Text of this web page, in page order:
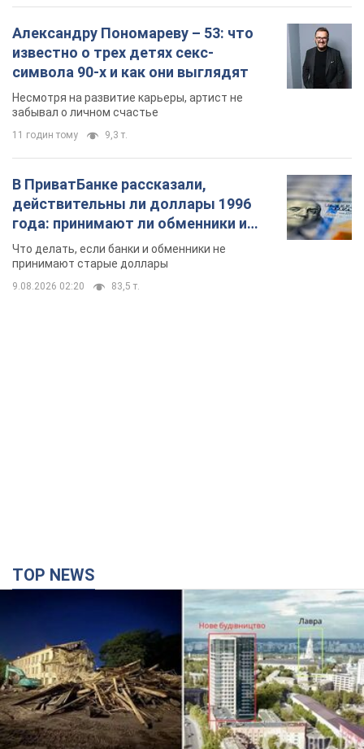
Александру Пономареву – 53: что
известно о трех детях секс-
символа 90-х и как они выглядят
Несмотря на развитие карьеры, артист не
забывал о личном счастье
11 годин тому 9,3 т.
В ПриватБанке рассказали,
действительны ли доллары 1996
года: принимают ли обменники и
банки такие купюры
Что делать, если банки и обменники не
принимают старые доллары
9.08.2026 02:20 83,5 т.
TOP NEWS